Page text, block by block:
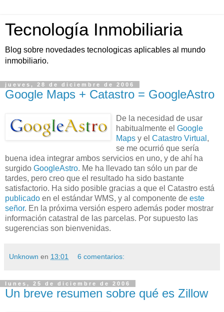
Tecnología Inmobiliaria
Blog sobre novedades tecnologicas aplicables al mundo
inmobiliario.
jueves, 28 de diciembre de 2006
Google Maps + Catastro = GoogleAstro
De la necesidad de usar
habitualmente el Google
Maps y el Catastro Virtual ,
se me ocurrió que sería
buena idea integrar ambos servicios en uno, y de ahí ha
surgido GoogleAstro. Me ha llevado tan sólo un par de
tardes, pero creo que el resultado ha sido bastante
satisfactorio. Ha sido posible gracias a que el Catastro está
publicado en el estándar WMS, y al componente de este
señor. En la próxima versión espero además poder mostrar
información catastral de las parcelas. Por supuesto las
sugerencias son bienvenidas.
Unknown en 13:01 6 comentarios:
lunes, 25 de diciembre de 2006
Un breve resumen sobre qué es Zillow